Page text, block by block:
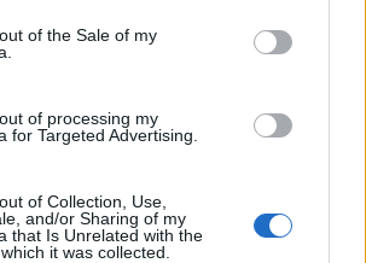
of the Sale of my
of processing my
for Targeted Advertising.
of Collection, Use,
and/or Sharing of my
that Is Unrelated with the
it was collected.
del Norte